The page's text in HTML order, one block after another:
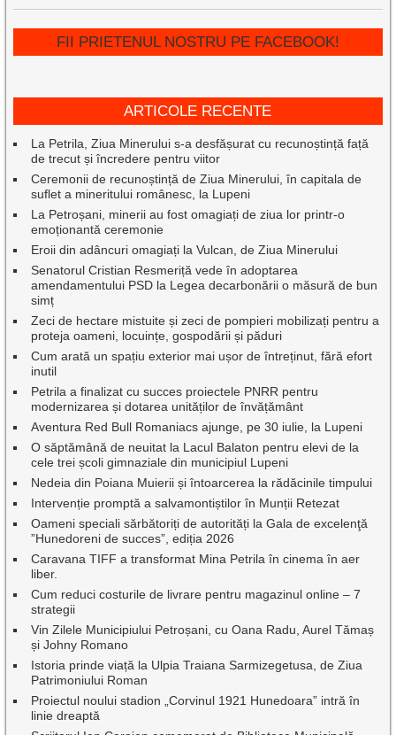
FII PRIETENUL NOSTRU PE FACEBOOK!
ARTICOLE RECENTE
La Petrila, Ziua Minerului s-a desfășurat cu recunoștință față
de trecut și încredere pentru viitor
Ceremonii de recunoștință de Ziua Minerului, în capitala de
suflet a mineritului românesc, la Lupeni
La Petroșani, minerii au fost omagiați de ziua lor printr-o
emoționantă ceremonie
Eroii din adâncuri omagiați la Vulcan, de Ziua Minerului
Senatorul Cristian Resmeriță vede în adoptarea
amendamentului PSD la Legea decarbonării o măsură de bun
simț
Zeci de hectare mistuite și zeci de pompieri mobilizați pentru a
proteja oameni, locuințe, gospodării și păduri
Cum arată un spațiu exterior mai ușor de întreținut, fără efort
inutil
Petrila a finalizat cu succes proiectele PNRR pentru
modernizarea și dotarea unităților de învățământ
Aventura Red Bull Romaniacs ajunge, pe 30 iulie, la Lupeni
O săptămână de neuitat la Lacul Balaton pentru elevi de la
cele trei școli gimnaziale din municipiul Lupeni
Nedeia din Poiana Muierii și întoarcerea la rădăcinile timpului
Intervenție promptă a salvamontiștilor în Munții Retezat
Oameni speciali sărbătoriți de autorități la Gala de excelenţă
”Hunedoreni de succes”, ediția 2026
Caravana TIFF a transformat Mina Petrila în cinema în aer
liber.
Cum reduci costurile de livrare pentru magazinul online – 7
strategii
Vin Zilele Municipiului Petroșani, cu Oana Radu, Aurel Tămaș
și Johny Romano
Istoria prinde viață la Ulpia Traiana Sarmizegetusa, de Ziua
Patrimoniului Roman
Proiectul noului stadion „Corvinul 1921 Hunedoara” intră în
linie dreaptă